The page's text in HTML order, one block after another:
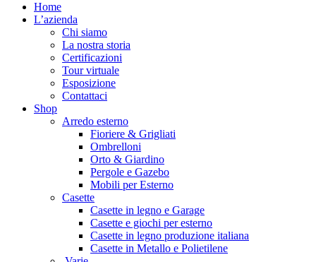
Home
L’azienda
Chi siamo
La nostra storia
Certificazioni
Tour virtuale
Esposizione
Contattaci
Shop
Arredo esterno
Fioriere & Grigliati
Ombrelloni
Orto & Giardino
Pergole e Gazebo
Mobili per Esterno
Casette
Casette in legno e Garage
Casette e giochi per esterno
Casette in legno produzione italiana
Casette in Metallo e Polietilene